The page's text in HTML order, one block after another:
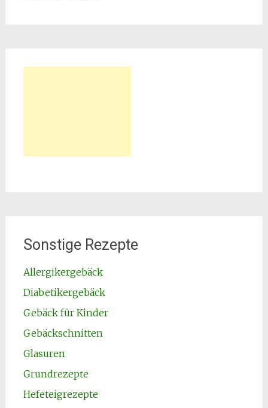
Sonstige Rezepte
Allergikergebäck
Diabetikergebäck
Gebäck für Kinder
Gebäckschnitten
Glasuren
Grundrezepte
Hefeteigrezepte